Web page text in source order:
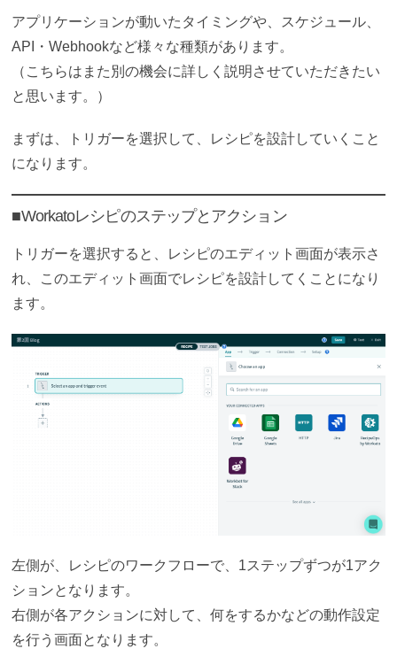
アプリケーションが動いたタイミングや、スケジュール、
API・Webhookなど様々な種類があります。
（こちらはまた別の機会に詳しく説明させていただきたい
と思います。）
まずは、トリガーを選択して、レシピを設計していくこと
になります。
■Workatoレシピのステップとアクション
トリガーを選択すると、レシピのエディット画面が表示さ
れ、このエディット画面でレシピを設計してくことになり
ます。
左側が、レシピのワークフローで、1ステップずつが1アク
ションとなります。
右側が各アクションに対して、何をするかなどの動作設定
を行う画面となります。